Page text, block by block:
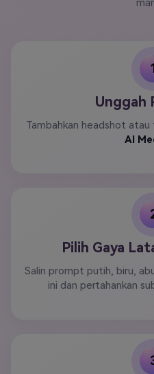
Unggah
Tambahkan headshot
AI
Pilih Gaya
Salin prompt putih, biru,
ini dan pertahankan